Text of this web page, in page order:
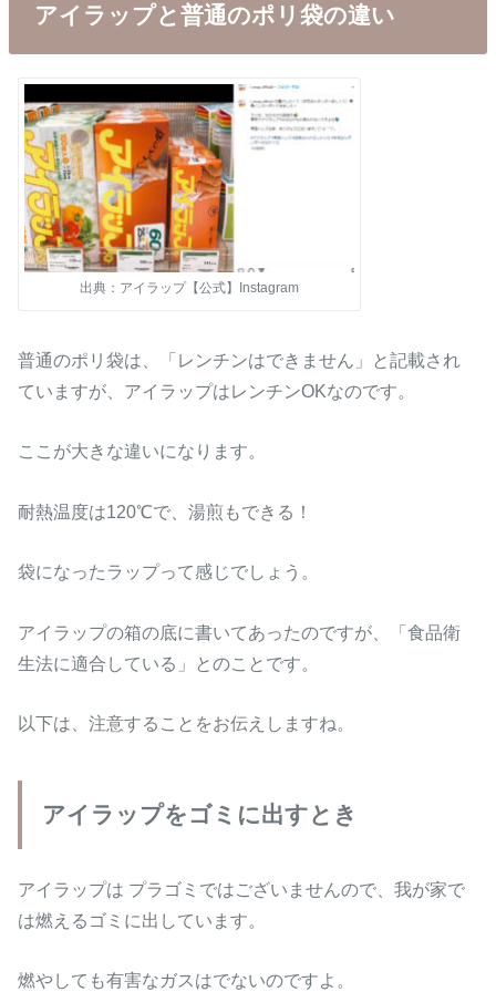
アイラップと普通のポリ袋の違い
出典：アイラップ【公式】Instagram
普通のポリ袋は、「レンチンはできません」と記載され
ていますが、アイラップはレンチンOKなのです。
ここが大きな違いになります。
耐熱温度は120℃で、湯煎もできる！
袋になったラップって感じでしょう。
アイラップの箱の底に書いてあったのですが、「食品衛
生法に適合している」とのことです。
以下は、注意することをお伝えしますね。
アイラップをゴミに出すとき
アイラップは プラゴミではございませんので、我が家で
は燃えるゴミに出しています。
燃やしても有害なガスはでないのですよ。